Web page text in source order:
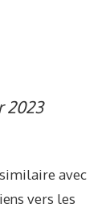
2023
avec
vers les